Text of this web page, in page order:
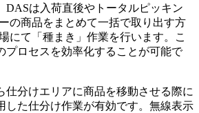
DASは入荷直後やトータルピッキン
の商品をまとめて一括で取り出す方
にて「種まき」作業を行います。こ
プロセスを効率化することが可能で
仕分けエリアに商品を移動させる際に
した仕分け作業が有効です。無線表示